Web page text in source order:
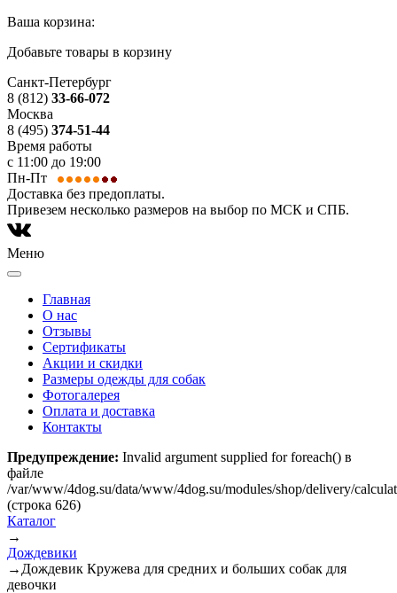
Ваша корзина:
Добавьте товары в корзину
Санкт-Петербург
8 (812) 33-66-072
Москва
8 (495) 374-51-44
Время работы
с 11:00 до 19:00
Пн-Пт
Доставка без предоплаты.
Привезем несколько размеров на выбор по МСК и СПБ.
Меню
Главная
О нас
Отзывы
Сертификаты
Акции и скидки
Размеры одежды для собак
Фотогалерея
Оплата и доставка
Контакты
Предупреждение: Invalid argument supplied for foreach() в
файле
/var/www/4dog.su/data/www/4dog.su/modules/shop/delivery/
(строка 626)
Каталог
→
Дождевики
→ Дождевик Кружева для средних и больших собак для
девочки